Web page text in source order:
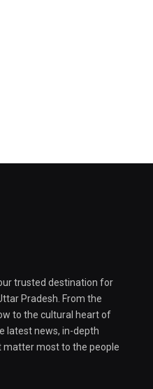
trusted destination for
Pradesh. From the
to the cultural heart of
latest news, in-depth
matter most to the people